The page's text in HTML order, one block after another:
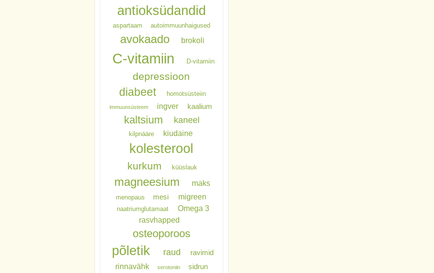
antioksüdandid
aspartaam autoimmuunhaigused
avokaado brokoli
C-vitamiin D-vitamiin
depressioon
diabeet homotsüsteiin
immuunsüsteem ingver kaalium
kaltsium kaneel
kilpnääre kiudaine
kolesterool
kurkum küüslauk
magneesium maks
menopaus mesi migreen
naatriumglutamaat
Omega 3
rasvhapped
osteoporoos
põletik raud ravimid
rinnavähk serotoniin sidrun